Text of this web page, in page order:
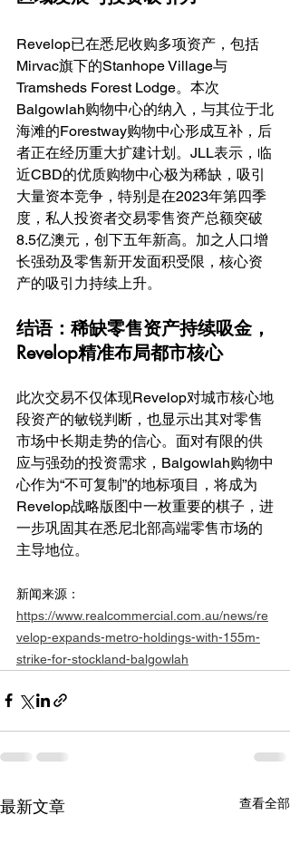
Revelop已在悉尼收购多项资产，包括
Mirvac旗下的Stanhope Village与
Tramsheds Forest Lodge。本次
Balgowlah购物中心的纳入，与其位于北
海滩的Forestway购物中心形成互补，后
者正在经历重大扩建计划。JLL表示，临
近CBD的优质购物中心极为稀缺，吸引
大量资本竞争，特别是在2023年第四季
度，私人投资者交易零售资产总额突破
8.5亿澳元，创下五年新高。加之人口增
长强劲及零售新开发面积受限，核心资
产的吸引力持续上升。
结语：稀缺零售资产持续吸金，
Revelop精准布局都市核心
此次交易不仅体现Revelop对城市核心地
段资产的敏锐判断，也显示出其对零售
市场中长期走势的信心。面对有限的供
应与强劲的投资需求，Balgowlah购物中
心作为“不可复制”的地标项目，将成为
Revelop战略版图中一枚重要的棋子，进
一步巩固其在悉尼北部高端零售市场的
主导地位。
新闻来源：
https://www.realcommercial.com.au/news/re
velop-expands-metro-holdings-with-155m-
strike-for-stockland-balgowlah
最新文章 查看全部